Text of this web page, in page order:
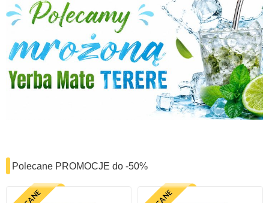
Polecane PROMOCJE do -50%